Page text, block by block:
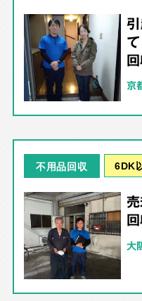
京
不用品回収 6DK
大